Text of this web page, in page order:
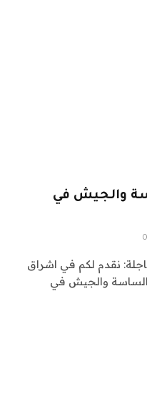
والجيش في
0
عالمية عاجلة: نقدم لكم في اشراق
بين الساسة والجيش في